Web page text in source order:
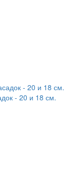
- 20 и 18 см.